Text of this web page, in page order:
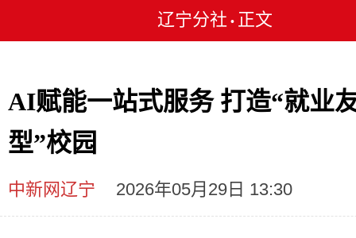
辽宁分社 • 正文
AI赋能一站式服务 打造“就业
型”校园
中新网辽宁 2026年05月29日 13:30